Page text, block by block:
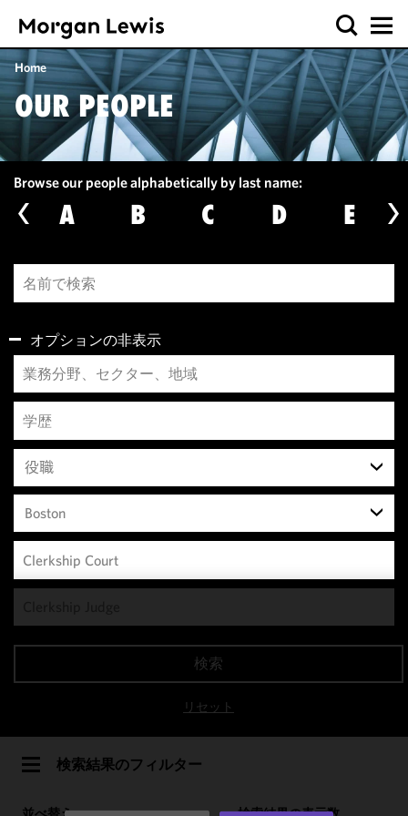
Home
OUR PEOPLE
Browse our people alphabetically by last name:
A B C D E
オプションの非表示
リセット
検索
役職
Boston
検索結果のフィルター
cookies to
functionality
of this site
in